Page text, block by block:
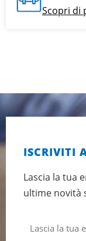
Scopri di
ISCRIVITI
Lascia la tua
ultime novità